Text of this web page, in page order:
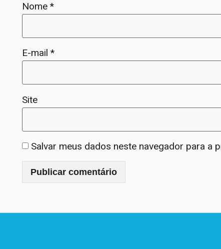
Nome*
E-mail*
Site
Salvar meus dados neste navegador para a